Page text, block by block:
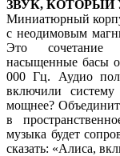
ЗВУК, КОТОРЫЙ
Миниатюрный
с неодимовым
Это сочетание
насыщенные басы
000 Гц. Аудио
включили
мощнее?
в
музыка будет
сказать: «Алиса,